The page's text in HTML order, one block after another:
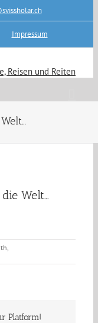
Impressum
Welt…
Platform!